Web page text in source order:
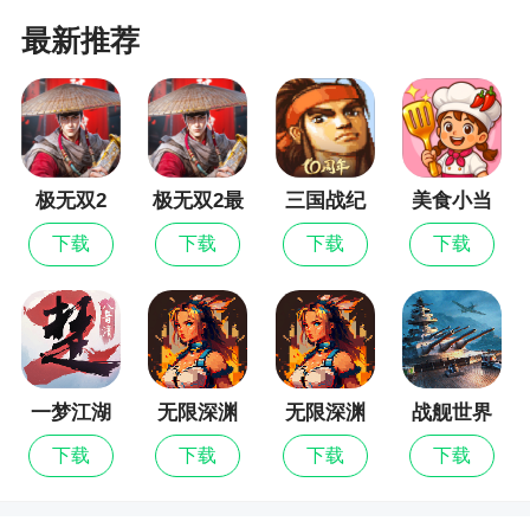
最新推荐
极无双2
下载
极无双2最
新版
下载
三国战纪
下载
美食小当
家
下载
一梦江湖
下载
无限深渊
下载
无限深渊
最新版
下载
战舰世界
闪击战
下载